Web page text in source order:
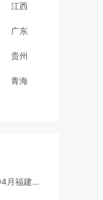
江西
广东
贵州
青海
2021年04月福建自考汉语言文学(专科)专业考试时间(970201)